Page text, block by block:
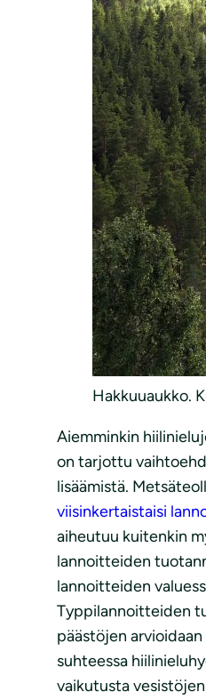
Hakkuuaukko.
Aiemminkin
on tarjottu
lisäämistä.
viisinkertaistaisi
aiheutuu kuitenkin
lannoitteiden
lannoitteiden
Typpilannoitteiden
päästöjen
suhteessa
vaikutusta